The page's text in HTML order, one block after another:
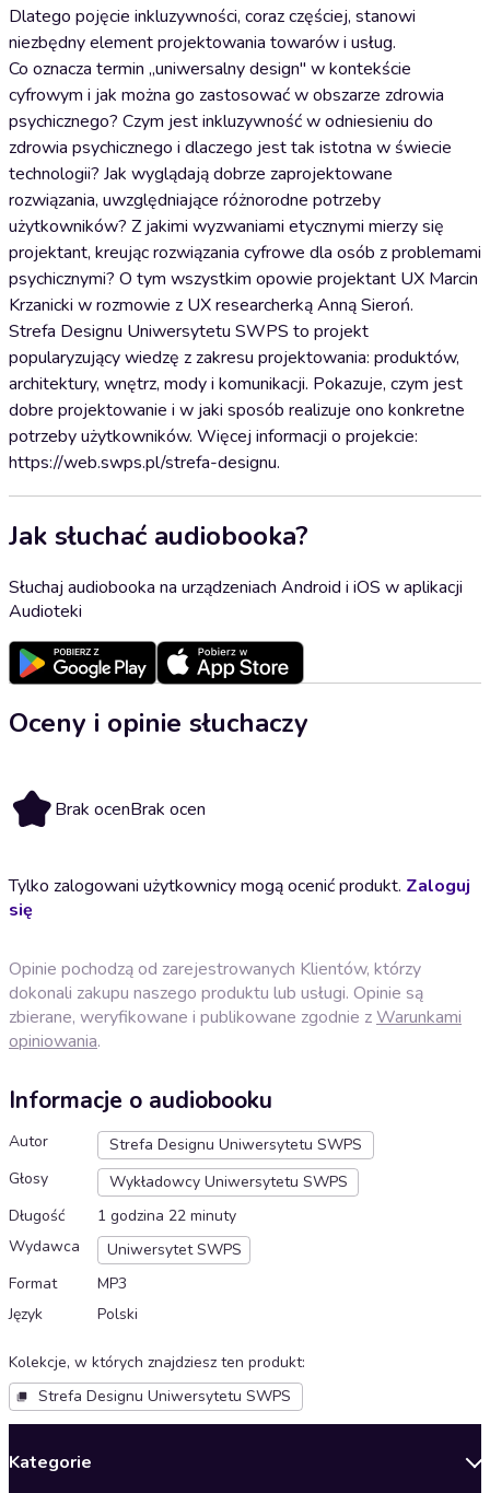
Dlatego pojęcie inkluzywności, coraz częściej, stanowi
niezbędny element projektowania towarów i usług.
Co oznacza termin „uniwersalny design" w kontekście
cyfrowym i jak można go zastosować w obszarze zdrowia
psychicznego? Czym jest inkluzywność w odniesieniu do
zdrowia psychicznego i dlaczego jest tak istotna w świecie
technologii? Jak wyglądają dobrze zaprojektowane
rozwiązania, uwzględniające różnorodne potrzeby
użytkowników? Z jakimi wyzwaniami etycznymi mierzy się
projektant, kreując rozwiązania cyfrowe dla osób z problemami
psychicznymi? O tym wszystkim opowie projektant UX Marcin
Krzanicki w rozmowie z UX researcherką Anną Sieroń.
Strefa Designu Uniwersytetu SWPS to projekt
popularyzujący wiedzę z zakresu projektowania: produktów,
architektury, wnętrz, mody i komunikacji. Pokazuje, czym jest
dobre projektowanie i w jaki sposób realizuje ono konkretne
potrzeby użytkowników. Więcej informacji o projekcie:
https://web.swps.pl/strefa-designu.
Jak słuchać audiobooka?
Słuchaj audiobooka na urządzeniach Android i iOS w aplikacji
Audioteki
Oceny i opinie słuchaczy
Brak ocenBrak ocen
Tylko zalogowani użytkownicy mogą ocenić produkt. Zaloguj
się
Opinie pochodzą od zarejestrowanych Klientów, którzy
dokonali zakupu naszego produktu lub usługi. Opinie są
zbierane, weryfikowane i publikowane zgodnie zWarunkami
opiniowania.
Informacje o audiobooku
Autor
Strefa Designu Uniwersytetu SWPS
Głosy
Wykładowcy Uniwersytetu SWPS
Długość
1 godzina 22 minuty
Wydawca
Uniwersytet SWPS
Format
MP3
Język
Polski
Kolekcje, w których znajdziesz ten produkt:
Strefa Designu Uniwersytetu SWPS
Kategorie